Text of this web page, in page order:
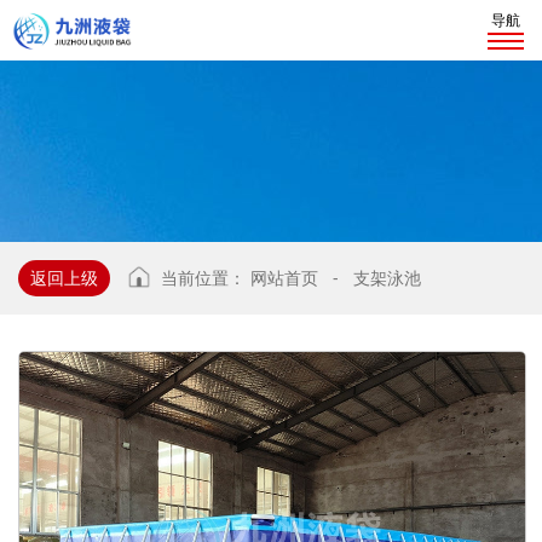
导航
返回上级 当前位置： 网站首页 - 支架泳池